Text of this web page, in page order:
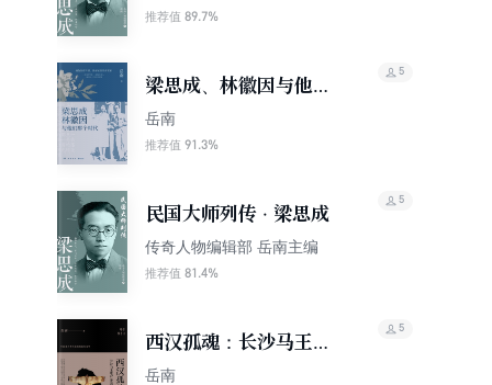
推荐值 89.7%
梁思成、林徽因与他们
那个时代
岳南
推荐值 91.3%
5
民国大师列传 · 梁思成
传奇人物编辑部 岳南主编
推荐值 81.4%
5
西汉孤魂：长沙马王堆
汉墓发掘记
岳南
5